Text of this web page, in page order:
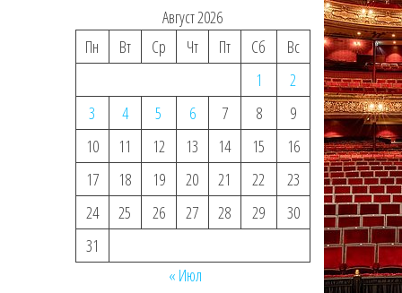
Август 2026
Пн
Вт Ср Чт Пт Сб
Вс
1
2
3
4 5 6 7 8
9
10
11 12 13 14 15
16
17
18 19 20 21 22
23
24
25 26 27 28 29
30
31
« Июл